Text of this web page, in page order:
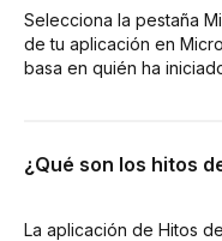
Selecciona la pestaña
de tu aplicación en
basa en quién ha
¿Qué son los hitos
La aplicación de Hitos